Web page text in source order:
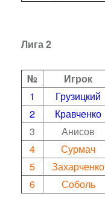
Лига 2
№ Игрок
1
Грузицкий
2
Кравченко
3
Анисов
4
Сурмач
5
Захарченко
6
Соболь